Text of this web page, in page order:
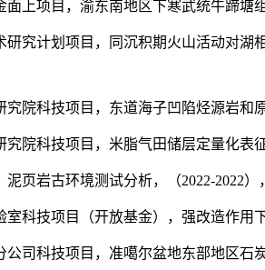
面上项目，渝东南地区下寒武统牛蹄塘
研究计划项目，同沉积期火山活动对湖
究院科技项目，东道海子凹陷烃源岩和
究院科技项目，米脂气田储层定量化表
页岩古环境测试分析，（2022-2022）
室科技项目（开放基金），强改造作用
公司科技项目，准噶尔盆地东部地区石